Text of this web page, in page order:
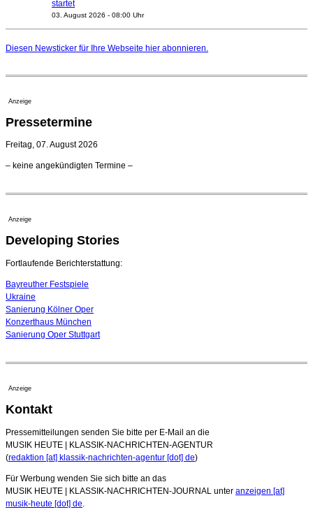
startet
03. August 2026 - 08:00 Uhr
Nationaltheater Mannheim
Regensburger Generalmusikdirektor Stefan Veselka
Kammerorchester Heilbronn: Chefdirigent Risto Joost
verlängert bis 2030
Ensemblemitglieder
Dirigent Nicolás Pasquet mit Würth-Preis der
Jeunesses Musicales ausgezeichnet
07. August 2026 - 13:20 Uhr
Diesen Newsticker für Ihre Webseite hier abonnieren.
Anzeige
Pressetermine
Freitag, 07. August 2026
– keine angekündigten Termine –
Anzeige
Developing Stories
Fortlaufende Berichterstattung:
Bayreuther Festspiele
Ukraine
Sanierung Kölner Oper
Konzerthaus München
Sanierung Oper Stuttgart
Anzeige
Kontakt
Pressemitteilungen senden Sie bitte per E-Mail an die
MUSIK HEUTE | KLASSIK-NACHRICHTEN-AGENTUR
(redaktion [at] klassik-nachrichten-agentur [dot] de)
Für Werbung wenden Sie sich bitte an das
MUSIK HEUTE | KLASSIK-NACHRICHTEN-JOURNAL unter anzeigen [at]
musik-heute [dot] de.